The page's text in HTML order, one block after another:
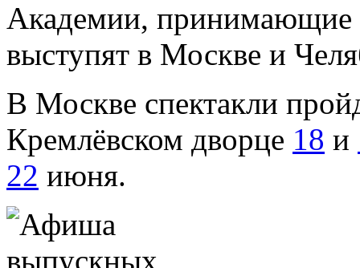
Академии, принимающие
выступят в Москве и
В Москве спектакли
Кремлёвском дворце 18 и
22 июня.